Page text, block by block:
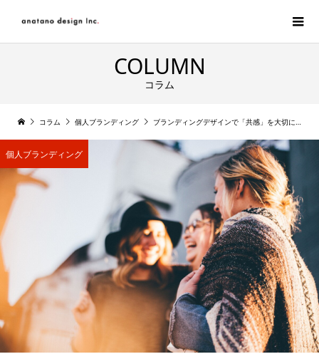
COLUMN
コラム
コラム 個人ブランディング ブランディングデザインで「共感」を大切にしている理由【その１】
個人ブランディング